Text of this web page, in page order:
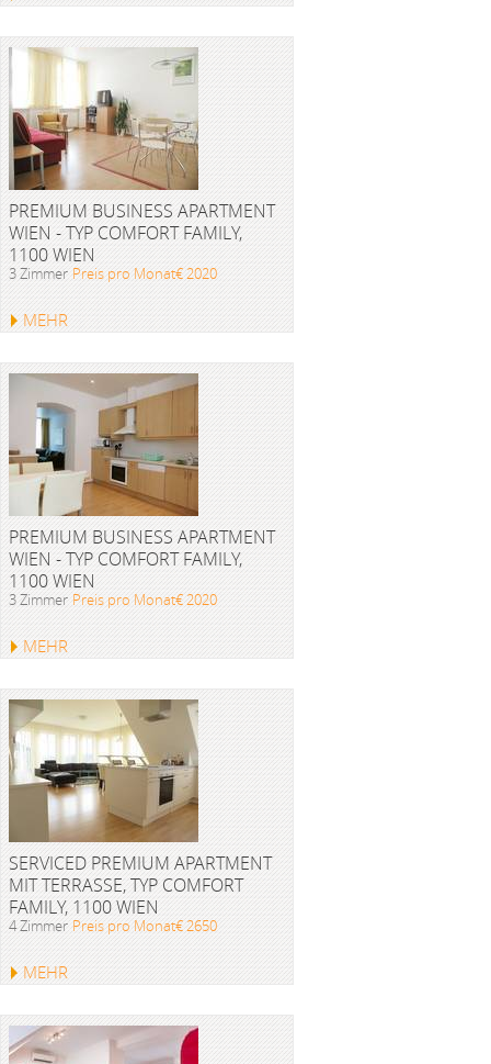
PREMIUM BUSINESS APARTMENT
WIEN - TYP COMFORT FAMILY,
1100 WIEN
3 Zimmer Preis pro Monat€ 2020
MEHR
PREMIUM BUSINESS APARTMENT
WIEN - TYP COMFORT FAMILY,
1100 WIEN
3 Zimmer Preis pro Monat€ 2020
MEHR
SERVICED PREMIUM APARTMENT
MIT TERRASSE, TYP COMFORT
FAMILY, 1100 WIEN
4 Zimmer Preis pro Monat€ 2650
MEHR